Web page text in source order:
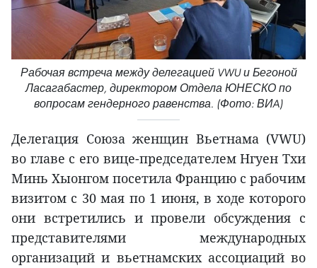
Рабочая встреча между делегацией VWU и Бегоной
Ласагабастер, директором Отдела ЮНЕСКО по
вопросам гендерного равенства. (Фото: ВИA)
Делегация Союза женщин Вьетнама (VWU)
во главе с его вице-председателем Нгуен Тхи
Минь Хыонгом посетила Францию с рабочим
визитом с 30 мая по 1 июня, в ходе которого
они встретились и провели обсуждения с
представителями международных
организаций и вьетнамских ассоциаций во